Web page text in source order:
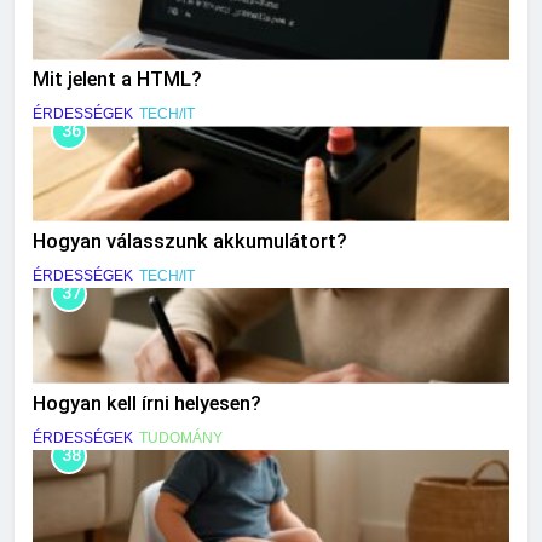
Mit jelent a HTML?
ÉRDESSÉGEK TECH/IT
36
Hogyan válasszunk akkumulátort?
ÉRDESSÉGEK TECH/IT
37
Hogyan kell írni helyesen?
ÉRDESSÉGEK TUDOMÁNY
38